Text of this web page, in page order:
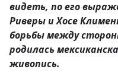
видеть, по его
Риверы и Хосе
борьбы между
родилась
живопись.